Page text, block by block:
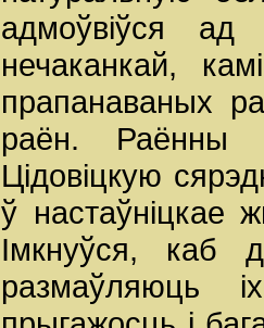
адмоўвіўся ад
нечаканкай,
прапанаваных
раён. Раённы
Цідовіцкую
ў настаўніцкае
Імкнуўся, каб
размаўляюць